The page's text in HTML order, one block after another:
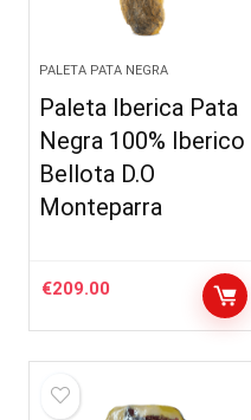
PALETA PATA NEGRA
Paleta Iberica Pata
Negra 100% Iberico
Bellota D.O
Monteparra
€209.00